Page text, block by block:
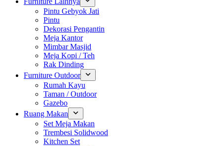
Pintu Gebyok Jati
Pintu
Dekorasi Pengantin
Meja Kantor
Mimbar Masjid
Meja Kopi / Teh
Rak Dinding
Furniture Outdoor
Rumah Kayu
Taman / Outdoor
Gazebo
Ruang Makan
Set Meja Makan
Trembesi Solidwood
Kitchen Set